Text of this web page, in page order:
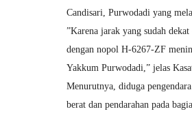
Candisari, Purwodadi yang
”Karena jarak yang sudah
dengan nopol H-6267-ZF
Yakkum Purwodadi,” jelas
Menurutnya, diduga
berat dan pendarahan pada